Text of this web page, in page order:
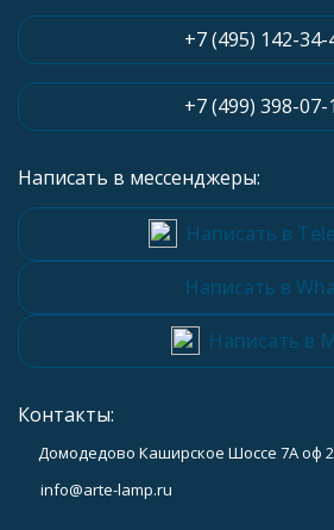
+7 (495) 142-34-
+7 (499) 398-07-
Написать в мессенджеры:
Написать в
Написать в
Написать в
Контакты:
Домодедово Каширское Шоссе 7А оф
info@arte-lamp.ru